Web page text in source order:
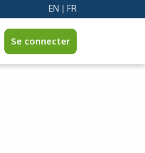
EN | FR
Se connecter